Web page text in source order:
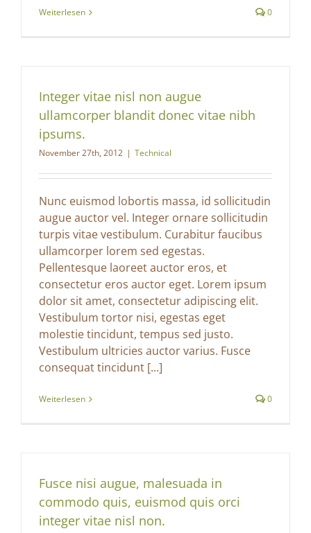
Weiterlesen 0
Integer vitae nisl non augue
ullamcorper blandit donec vitae nibh
ipsums.
November 27th, 2012 | Technical
Nunc euismod lobortis massa, id sollicitudin
augue auctor vel. Integer ornare sollicitudin
turpis vitae vestibulum. Curabitur faucibus
ullamcorper lorem sed egestas.
Pellentesque laoreet auctor eros, et
consectetur eros auctor eget. Lorem ipsum
dolor sit amet, consectetur adipiscing elit.
Vestibulum tortor nisi, egestas eget
molestie tincidunt, tempus sed justo.
Vestibulum ultricies auctor varius. Fusce
consequat tincidunt [...]
Weiterlesen 0
Fusce nisi augue, malesuada in
commodo quis, euismod quis orci
integer vitae nisl non.